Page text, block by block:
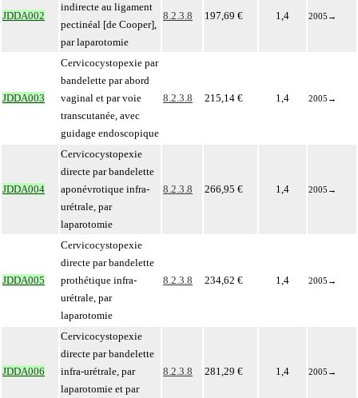
JDDA002
indirecte au ligament
pectinéal [de Cooper],
par laparotomie
8.2.3.8 197,69 € 1,4 2005 →
JDDA003
Cervicocystopexie par
bandelette par abord
vaginal et par voie
transcutanée, avec
guidage endoscopique
8.2.3.8 215,14 € 1,4 2005 →
JDDA004
Cervicocystopexie
directe par bandelette
aponévrotique infra-
urétrale, par
laparotomie
8.2.3.8 266,95 € 1,4 2005 →
JDDA005
Cervicocystopexie
directe par bandelette
prothétique infra-
urétrale, par
laparotomie
8.2.3.8 234,62 € 1,4 2005 →
JDDA006
Cervicocystopexie
directe par bandelette
infra-urétrale, par
laparotomie et par
8.2.3.8 281,29 € 1,4 2005 →